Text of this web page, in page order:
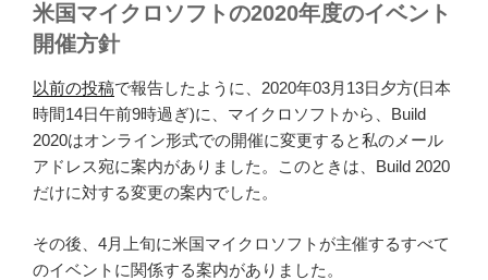
米国マイクロソフトの2020年度のイベント
開催方針
以前の投稿で報告したように、2020年03月13日夕方(日本
時間14日午前9時過ぎ)に、マイクロソフトから、Build
2020はオンライン形式での開催に変更すると私のメール
アドレス宛に案内がありました。このときは、Build 2020
だけに対する変更の案内でした。
その後、4月上旬に米国マイクロソフトが主催するすべて
のイベントに関係する案内がありました。